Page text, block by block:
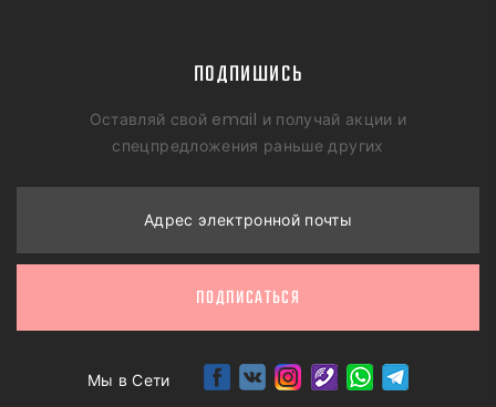
ПОДПИШИСЬ
Оставляй свой email и получай акции и
спецпредложения раньше других
Адрес электронной почты
ПОДПИСАТЬСЯ
Мы в Сети